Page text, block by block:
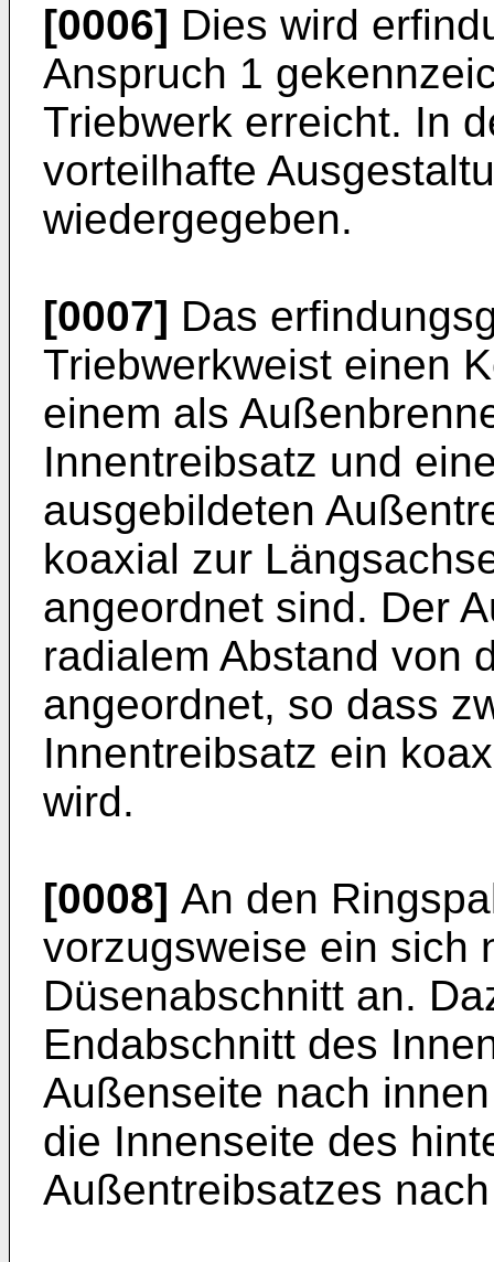
[0006] Dies wird
Anspruch 1
Triebwerk erreicht. In
vorteilhafte
wiedergegeben.
[0007] Das
Triebwerkweist einen
einem als
Innentreibsatz und
ausgebildeten
koaxial zur
angeordnet sind. Der
radialem Abstand von
angeordnet, so dass
Innentreibsatz ein
wird.
[0008] An den
vorzugsweise ein sich
Düsenabschnitt an.
Endabschnitt des
Außenseite nach
die Innenseite des
Außentreibsatzes